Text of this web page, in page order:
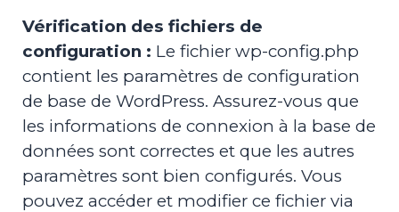
Vérification des fichiers de
configuration : Le fichier wp-config.php
contient les paramètres de configuration
de base de WordPress. Assurez-vous que
les informations de connexion à la base de
données sont correctes et que les autres
paramètres sont bien configurés. Vous
pouvez accéder et modifier ce fichier via